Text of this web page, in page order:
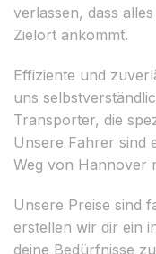
verlassen, dass
Zielort ankommt.
Effiziente und
uns
Transporter, die
Unsere Fahrer sind
Weg von Hannover
Unsere Preise sind
erstellen wir dir ein
deine Bedürfnisse